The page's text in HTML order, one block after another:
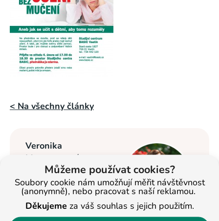
Můžeme používat cookies?
Soubory cookie nám umožňují měřit návštěvnost
(anonymně), nebo pracovat s naší reklamou.
Děkujeme za váš souhlas s jejich použitím.
< Na všechny články
Veronika
Masopustová
Vzdělávání dětí se
věnuje od roku
2013. Nyní je
ředitelkou studijních